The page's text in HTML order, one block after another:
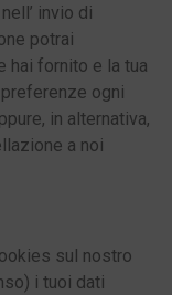
invio di
potrai
hai fornito e la tua
ogni
in alternativa,
a noi
sul nostro
i tuoi dati